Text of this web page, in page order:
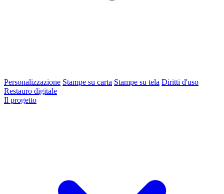
Personalizzazione Stampe su carta Stampe su tela Diritti d'uso
Restauro digitale
Il progetto